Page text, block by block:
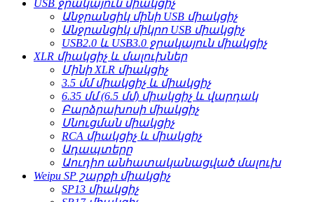
USB ջրակայուն միակցիչ
Անջրանցիկ մինի USB միակցիչ
Անջրանցիկ միկրո USB միակցիչ
USB2.0 և USB3.0 ջրակայուն միակցիչ
XLR միակցիչ և մալուխներ
Մինի XLR միակցիչ
3.5 մմ միակցիչ և միակցիչ
6.35 մմ (6.5 մմ) միակցիչ և վարդակ
Բարձրախոսի միակցիչ
Սնուցման միակցիչ
RCA միակցիչ և միակցիչ
Ադապտերը
Աուդիո անհատականացված մալուխ
Weipu SP շարքի միակցիչ
SP13 միակցիչ